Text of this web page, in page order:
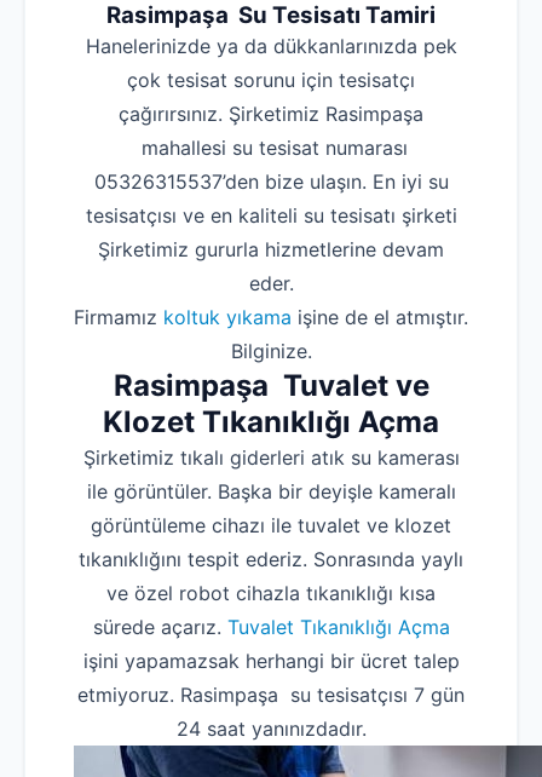
Rasimpaşa Su Tesisatı Tamiri
Hanelerinizde ya da dükkanlarınızda pek
çok tesisat sorunu için tesisatçı
çağırırsınız. Şirketimiz Rasimpaşa
mahallesi su tesisat numarası
05326315537’den bize ulaşın. En iyi su
tesisatçısı ve en kaliteli su tesisatı şirketi
Şirketimiz gururla hizmetlerine devam
eder.
Firmamız koltuk yıkama işine de el atmıştır.
Bilginize.
Rasimpaşa Tuvalet ve
Klozet Tıkanıklığı Açma
Şirketimiz tıkalı giderleri atık su kamerası
ile görüntüler. Başka bir deyişle kameralı
görüntüleme cihazı ile tuvalet ve klozet
tıkanıklığını tespit ederiz. Sonrasında yaylı
ve özel robot cihazla tıkanıklığı kısa
sürede açarız. Tuvalet Tıkanıklığı Açma
işini yapamazsak herhangi bir ücret talep
etmiyoruz. Rasimpaşa su tesisatçısı 7 gün
24 saat yanınızdadır.